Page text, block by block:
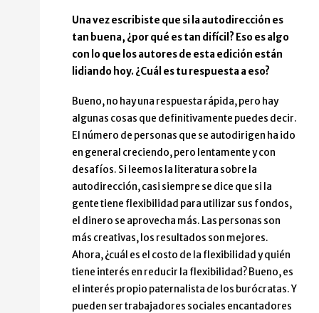
Una vez escribiste que si la autodirección es
tan buena, ¿por qué es tan difícil? Eso es algo
con lo que los autores de esta edición están
lidiando hoy. ¿Cuál es tu respuesta a eso?
Bueno, no hay una respuesta rápida, pero hay
algunas cosas que definitivamente puedes decir.
El número de personas que se autodirigen ha ido
en general creciendo, pero lentamente y con
desafíos. Si leemos la literatura sobre la
autodirección, casi siempre se dice que si la
gente tiene flexibilidad para utilizar sus fondos,
el dinero se aprovecha más. Las personas son
más creativas, los resultados son mejores.
Ahora, ¿cuál es el costo de la flexibilidad y quién
tiene interés en reducir la flexibilidad? Bueno, es
el interés propio paternalista de los burócratas. Y
pueden ser trabajadores sociales encantadores